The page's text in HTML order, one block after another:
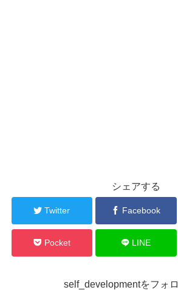
シェアする
Twitter Facebook
Pocket LINE
self_developmentをフォ